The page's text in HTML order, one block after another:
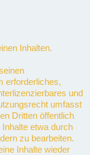
Inhalten.
erforderliches,
und
umfasst
Dritten öffentlich
etwa durch
zu bearbeiten.
Inhalte wieder